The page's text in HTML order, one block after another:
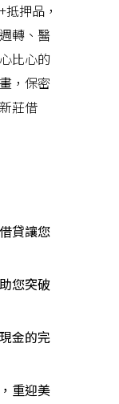
押品，
轉、醫
比心的
，保密
莊借
貸讓您
您突破
金的完
重迎美